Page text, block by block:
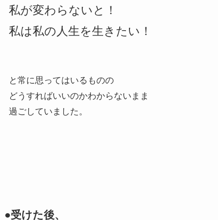
私が変わらないと！
私は私の人生を生きたい！
と常に思ってはいるものの
どうすればいいのかわからないまま
過ごしていました。
●受けた後、